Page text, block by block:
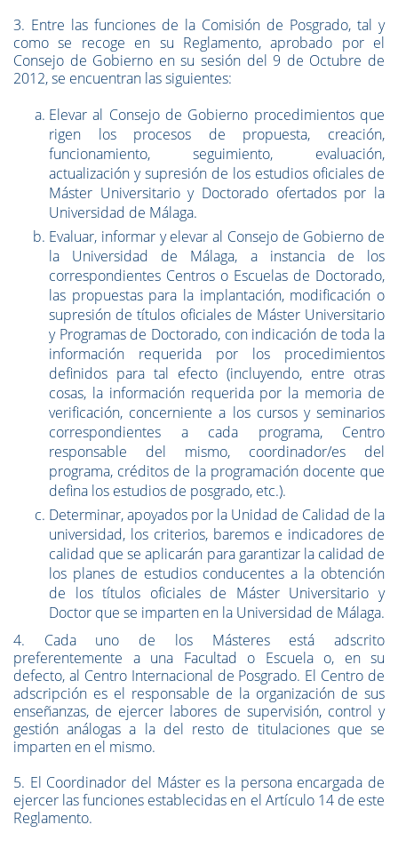
3. Entre las funciones de la Comisión de Posgrado, tal y
como se recoge en su Reglamento, aprobado por el
Consejo de Gobierno en su sesión del 9 de Octubre de
2012, se encuentran las siguientes:
Elevar al Consejo de Gobierno procedimientos que
rigen los procesos de propuesta, creación,
funcionamiento, seguimiento, evaluación,
actualización y supresión de los estudios oficiales de
Máster Universitario y Doctorado ofertados por la
Universidad de Málaga.
Evaluar, informar y elevar al Consejo de Gobierno de
la Universidad de Málaga, a instancia de los
correspondientes Centros o Escuelas de Doctorado,
las propuestas para la implantación, modificación o
supresión de títulos oficiales de Máster Universitario
y Programas de Doctorado, con indicación de toda la
información requerida por los procedimientos
definidos para tal efecto (incluyendo, entre otras
cosas, la información requerida por la memoria de
verificación, concerniente a los cursos y seminarios
correspondientes a cada programa, Centro
responsable del mismo, coordinador/es del
programa, créditos de la programación docente que
defina los estudios de posgrado, etc.).
Determinar, apoyados por la Unidad de Calidad de la
universidad, los criterios, baremos e indicadores de
calidad que se aplicarán para garantizar la calidad de
los planes de estudios conducentes a la obtención
de los títulos oficiales de Máster Universitario y
Doctor que se imparten en la Universidad de Málaga.
4. Cada uno de los Másteres está adscrito
preferentemente a una Facultad o Escuela o, en su
defecto, al Centro Internacional de Posgrado. El Centro de
adscripción es el responsable de la organización de sus
enseñanzas, de ejercer labores de supervisión, control y
gestión análogas a la del resto de titulaciones que se
imparten en el mismo.
5. El Coordinador del Máster es la persona encargada de
ejercer las funciones establecidas en el Artículo 14 de este
Reglamento.